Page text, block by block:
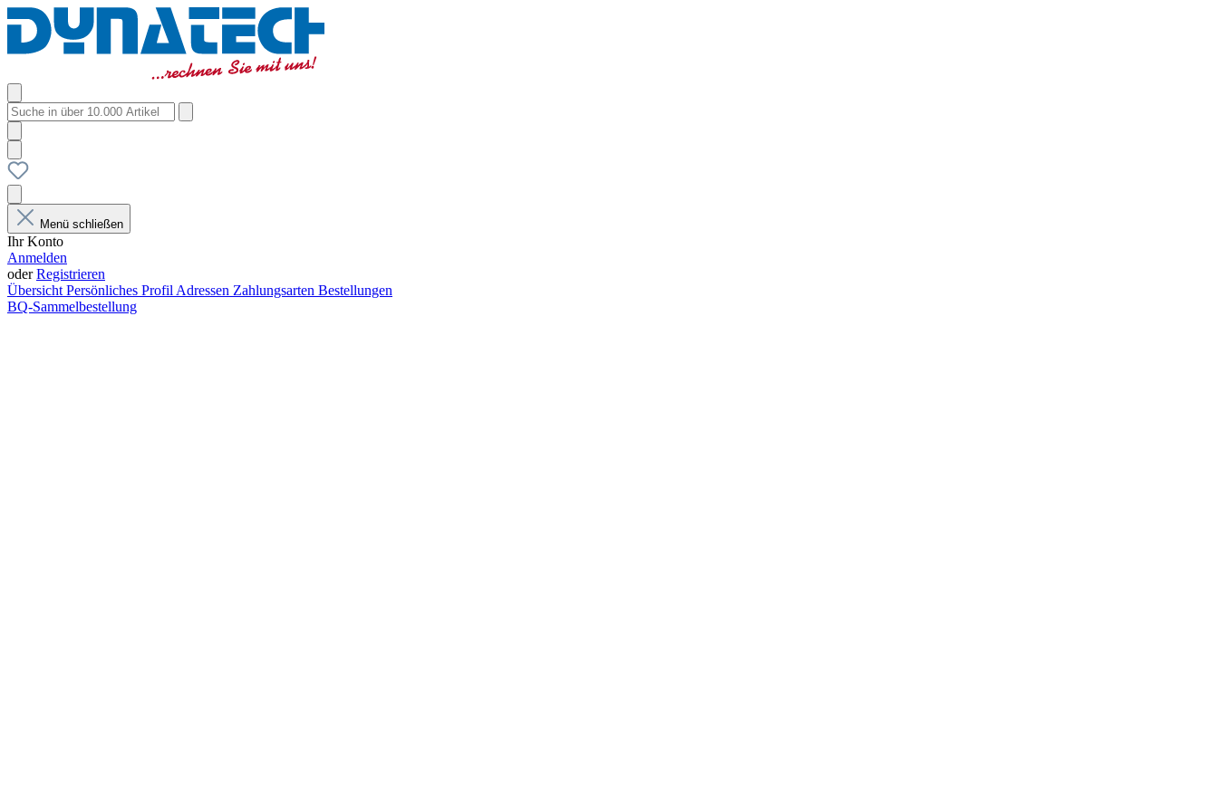
Menü schließen
Ihr Konto
Anmelden
oderRegistrieren
Übersicht Persönliches Profil Adressen Zahlungsarten Bestellungen
BQ-Sammelbestellung